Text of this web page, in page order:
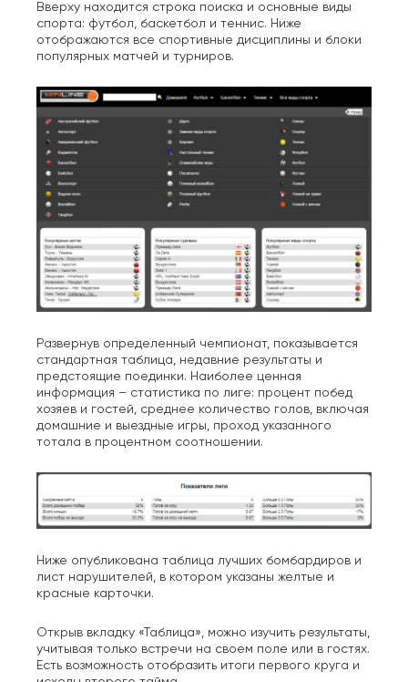
Вверху находится строка поиска и основные виды
спорта: футбол, баскетбол и теннис. Ниже
отображаются все спортивные дисциплины и блоки
популярных матчей и турниров.
Развернув определенный чемпионат, показывается
стандартная таблица, недавние результаты и
предстоящие поединки. Наиболее ценная
информация – статистика по лиге: процент побед
хозяев и гостей, среднее количество голов, включая
домашние и выездные игры, проход указанного
тотала в процентном соотношении.
Ниже опубликована таблица лучших бомбардиров и
лист нарушителей, в котором указаны желтые и
красные карточки.
Открыв вкладку «Таблица», можно изучить результаты,
учитывая только встречи на своем поле или в гостях.
Есть возможность отобразить итоги первого круга и